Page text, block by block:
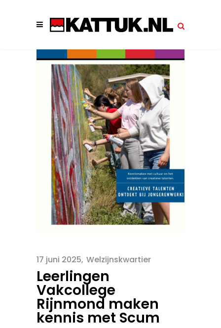
17 juni 2025 Welzijnskwartier
Leerlingen
Vakcollege
Rijnmond maken
kennis met Scum